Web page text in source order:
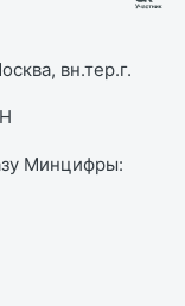
вн.тер.г.
Минцифры: